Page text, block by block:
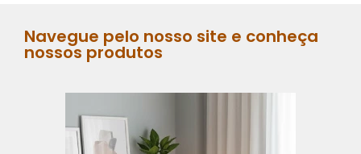
Navegue pelo nosso site e conheça
nossos produtos